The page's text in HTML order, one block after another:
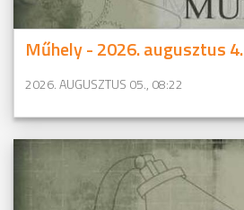
Műhely - 2026. augusztus 4.
2026. AUGUSZTUS 05., 08:22